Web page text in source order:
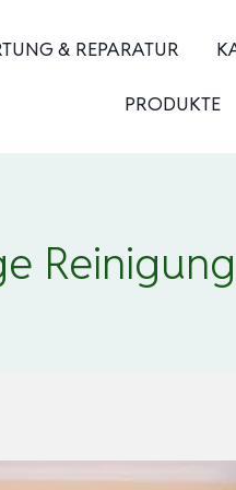
& REPARATUR
PRODUKTE